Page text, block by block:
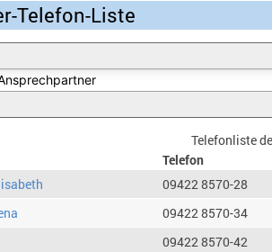
Telefon-Liste
Telefonliste
Telefon
09422 8570-28
09422 8570-34
09422 8570-42